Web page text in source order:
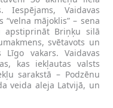
Iespējams, Vaidavas
mājoklis” – sena
apstiprināt Briņķu silā
svētavots un
vakars. Vaidavas
kas iekļautas valsts
sarakstā – Podzēnu
veida aleja Latvijā, un